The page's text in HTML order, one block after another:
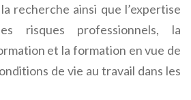
recherche ainsi que l’expertise
risques professionnels, la
et la formation en vue de
de vie au travail dans les